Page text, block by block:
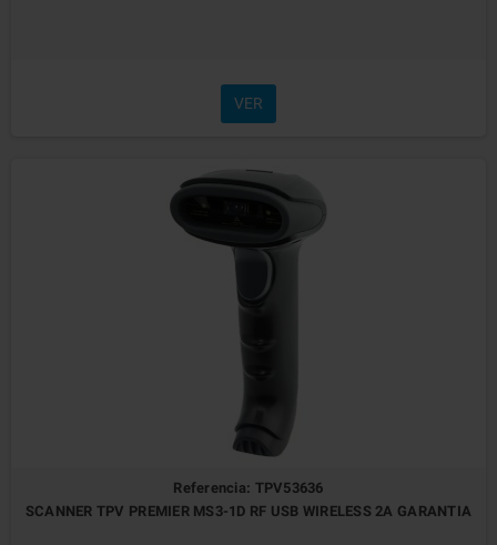
VER
Referencia: TPV53636
SCANNER TPV PREMIER MS3-1D RF USB WIRELESS 2A GARANTIA